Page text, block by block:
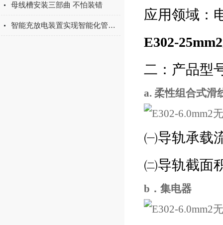
母线槽安装三部曲 不怕装错
智能充放电装置实现智能化管理和控制蓄电池的充放电过程
应用领域：
E302-
二：产品型
a. 柔性组合式滑
㈠导轨承载
㈡导轨截面
b．集电器